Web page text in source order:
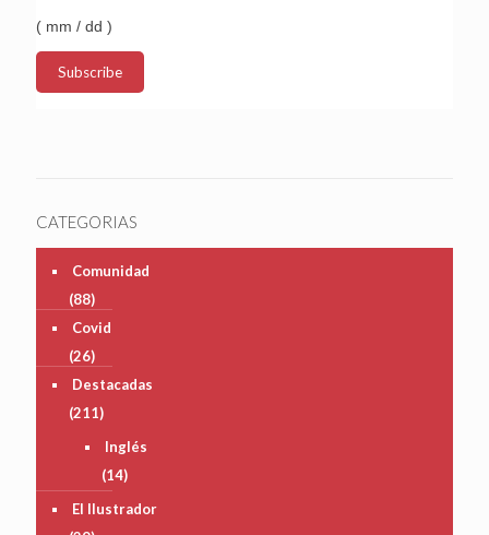
( mm / dd )
CATEGORIAS
Comunidad
(88)
Covid
(26)
Destacadas
(211)
Inglés
(14)
El Ilustrador